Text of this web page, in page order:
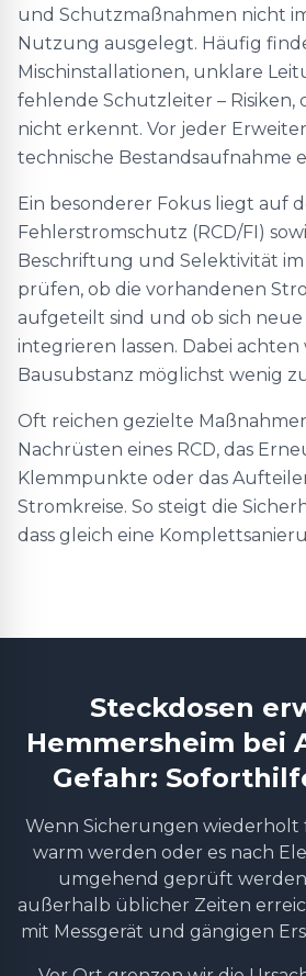
und Schutzmaßnahmen nicht
Nutzung ausgelegt. Häufig
Mischinstallationen, unklare
fehlende Schutzleiter – Risiken,
nicht erkennt. Vor jeder
technische Bestandsaufnahme
Ein besonderer Fokus liegt auf
Fehlerstromschutz (RCD/FI)
Beschriftung und Selektivität im
prüfen, ob die vorhandenen
aufgeteilt sind und ob sich neue
integrieren lassen. Dabei achten
Bausubstanz möglichst wenig
Oft reichen gezielte
Nachrüsten eines RCD, das
Klemmpunkte oder das
Stromkreise. So steigt die
dass gleich eine
Steckdosen
Hemmersheim bei
Gefahr:
Wenn Sicherungen wiederholt
warm werden oder es nach
umgehend geprüft
außerhalb üblicher Zeiten
mit Messgerät und gängigen